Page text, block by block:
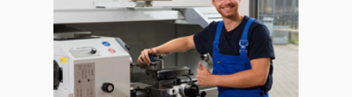
Maschineschraubstock 200 Mm
Nc Drehmaschine
Nc Fräsmaschine